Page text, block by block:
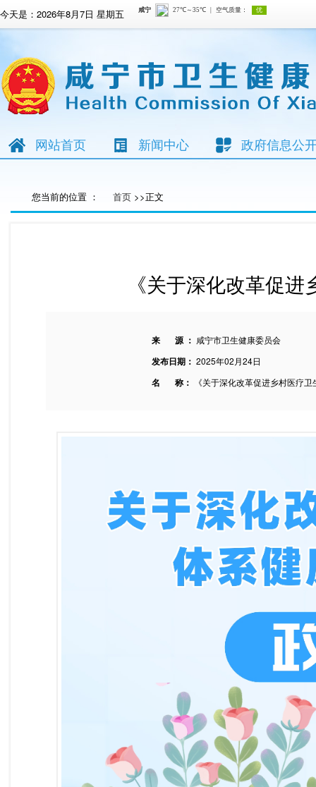
今天是： 2026年8月7日 星期五
网站首页 新闻中心 政府信息公
您当前的位置 ： 首页 >>正文
《关于深化改革促
来 源 ： 咸宁市卫生健康委员会
发布日期： 2025年02月24日
名 称： 《关于深化改革促进乡村医疗